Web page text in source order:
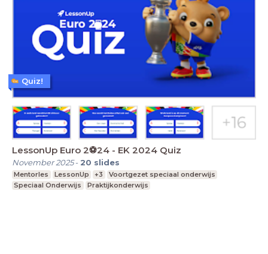
LessonUp Euro 2⚽️24 - EK 2024 Quiz
November 2025- 20 slides
Mentorles LessonUp +3
Voortgezet speciaal onderwijs
Speciaal Onderwijs
Praktijkonderwijs
Quiz!